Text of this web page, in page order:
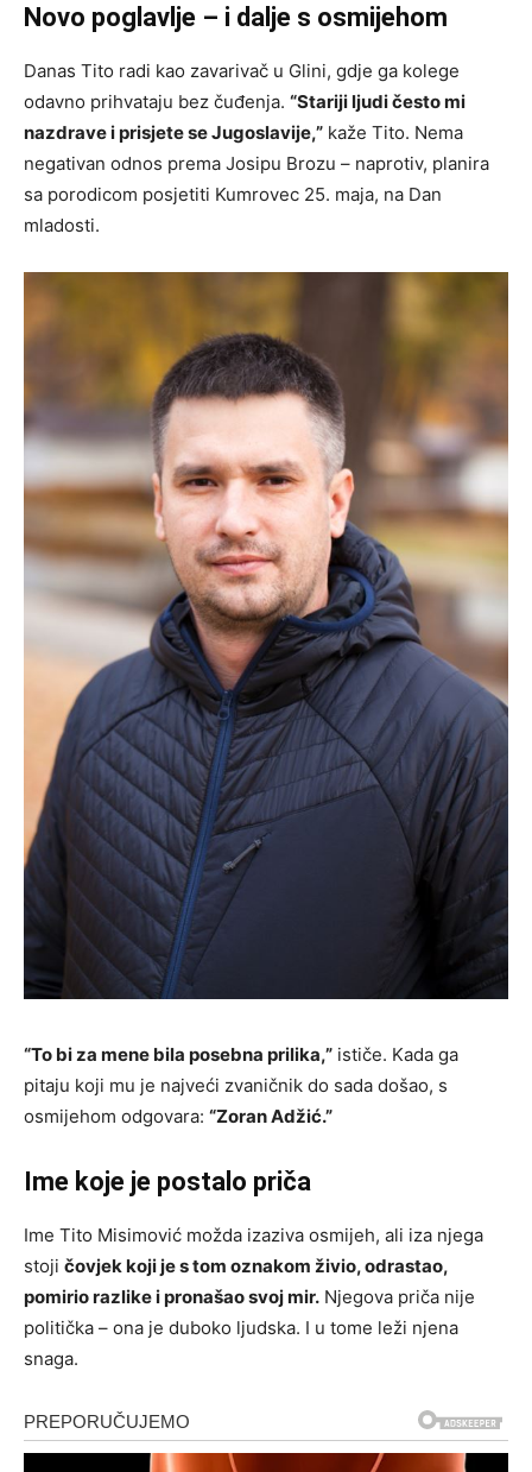
Novo poglavlje – i dalje s osmijehom
Danas Tito radi kao zavarivač u Glini, gdje ga kolege
odavno prihvataju bez čuđenja. “Stariji ljudi često mi
nazdrave i prisjete se Jugoslavije,” kaže Tito. Nema
negativan odnos prema Josipu Brozu – naprotiv, planira
sa porodicom posjetiti Kumrovec 25. maja, na Dan
mladosti.
“To bi za mene bila posebna prilika,” ističe. Kada ga
pitaju koji mu je najveći zvaničnik do sada došao, s
osmijehom odgovara: “Zoran Adžić.”
Ime koje je postalo priča
Ime Tito Misimović možda izaziva osmijeh, ali iza njega
stoji čovjek koji je s tom oznakom živio, odrastao,
pomirio razlike i pronašao svoj mir. Njegova priča nije
politička – ona je duboko ljudska. I u tome leži njena
snaga.